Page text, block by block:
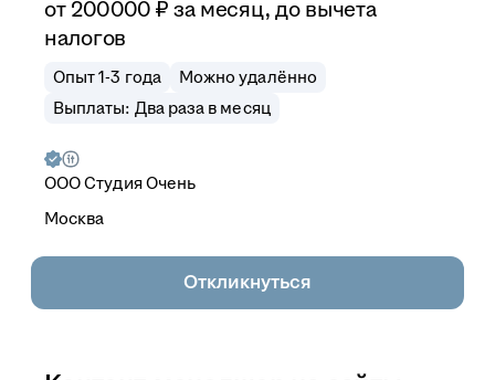
от 200 000 ₽ за месяц, до вычета
налогов
Опыт 1-3 года
Можно удалённо
Выплаты: Два раза в месяц
ОООСтудия Очень
Москва
Откликнуться